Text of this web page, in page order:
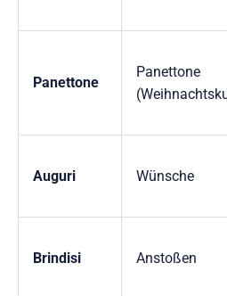
Panettone
Panettone
Auguri Wünsche
Brindisi Anstoßen